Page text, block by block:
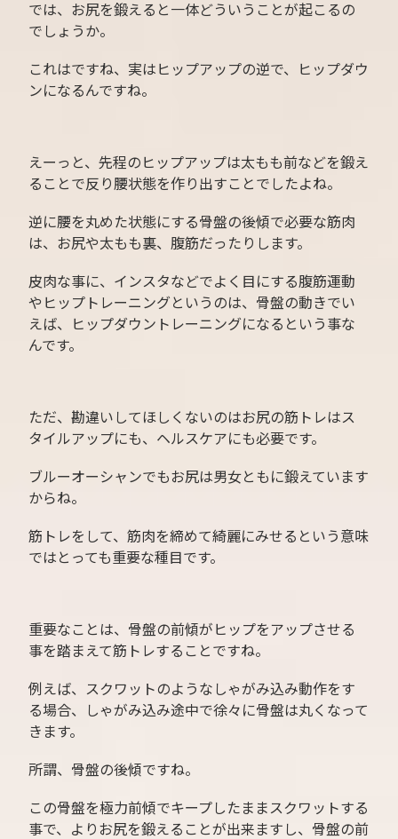
では、お尻を鍛えると一体どういうことが起こるの
でしょうか。
これはですね、実はヒップアップの逆で、ヒップダウ
ンになるんですね。
えーっと、先程のヒップアップは太もも前などを鍛え
ることで反り腰状態を作り出すことでしたよね。
逆に腰を丸めた状態にする骨盤の後傾で必要な筋肉
は、お尻や太もも裏、腹筋だったりします。
皮肉な事に、インスタなどでよく目にする腹筋運動
やヒップトレーニングというのは、骨盤の動きでい
えば、ヒップダウントレーニングになるという事な
んです。
ただ、勘違いしてほしくないのはお尻の筋トレはス
タイルアップにも、ヘルスケアにも必要です。
ブルーオーシャンでもお尻は男女ともに鍛えています
からね。
筋トレをして、筋肉を締めて綺麗にみせるという意味
ではとっても重要な種目です。
重要なことは、骨盤の前傾がヒップをアップさせる
事を踏まえて筋トレすることですね。
例えば、スクワットのようなしゃがみ込み動作をす
る場合、しゃがみ込み途中で徐々に骨盤は丸くなって
きます。
所謂、骨盤の後傾ですね。
この骨盤を極力前傾でキープしたままスクワットする
事で、よりお尻を鍛えることが出来ますし、骨盤の前